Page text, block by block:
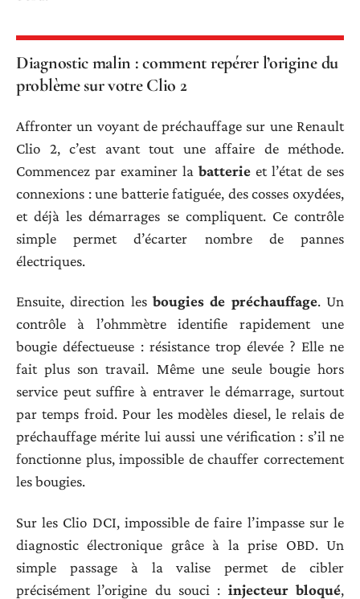
Diagnostic malin : comment repérer l’origine du
problème sur votre Clio 2
Affronter un voyant de préchauffage sur une Renault
Clio 2, c’est avant tout une affaire de méthode.
Commencez par examiner la batterie et l’état de ses
connexions : une batterie fatiguée, des cosses oxydées,
et déjà les démarrages se compliquent. Ce contrôle
simple permet d’écarter nombre de pannes
électriques.
Ensuite, direction les bougies de préchauffage. Un
contrôle à l’ohmmètre identifie rapidement une
bougie défectueuse : résistance trop élevée ? Elle ne
fait plus son travail. Même une seule bougie hors
service peut suffire à entraver le démarrage, surtout
par temps froid. Pour les modèles diesel, le relais de
préchauffage mérite lui aussi une vérification : s’il ne
fonctionne plus, impossible de chauffer correctement
les bougies.
Sur les Clio DCI, impossible de faire l’impasse sur le
diagnostic électronique grâce à la prise OBD. Un
simple passage à la valise permet de cibler
précisément l’origine du souci : injecteur bloqué,